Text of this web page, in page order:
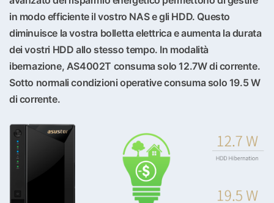
in modo efficiente il vostro NAS e gli HDD. Questo
diminuisce la vostra bolletta elettrica e aumenta la durata
dei vostri HDD allo stesso tempo. In modalità
ibernazione, AS4002T consuma solo 12.7W di corrente.
Sotto normali condizioni operative consuma solo 19.5 W
di corrente.